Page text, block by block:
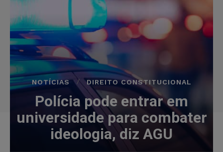
NOTÍCIAS DIREITO CONSTITUCIONAL
Polícia pode entrar em
universidade para combater
ideologia, diz AGU